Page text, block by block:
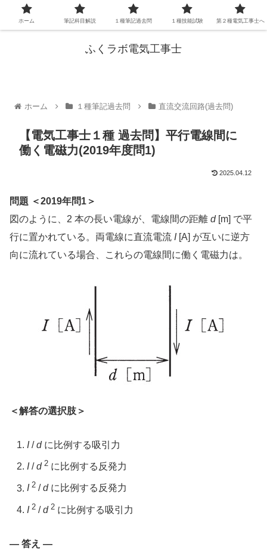
ふくラボ電気工事士
ホーム １種筆記過去問 直流交流回路(過去問)
【電気工事士１種 過去問】平行電線間に
働く電磁力(2019年度問1)
2025.04.12
問題 ＜2019年問1＞
図のように、2 本の長い電線が、電線間の距離 d[m] で平
行に置かれている。両電線に直流電流 I[A] が互いに逆方
向に流れている場合、これらの電線間に働く電磁力は。
＜解答の選択肢＞
I/dに比例する吸引力
I/d2 に比例する反発力
I2 /d に比例する反発力
I2 /d2 に比例する吸引力
— 答え —
ホーム 筆記科目解説 １種筆記過去問 １種技能試験 第２種電気工事士へ